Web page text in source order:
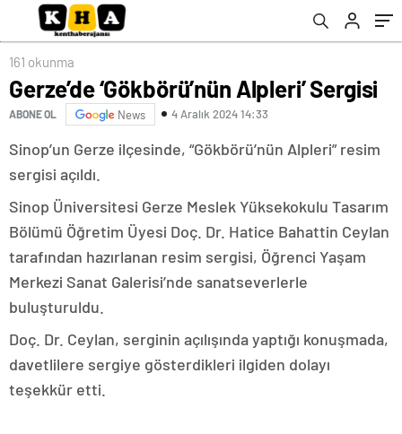
161 okunma
Gerze’de ‘Gökbörü’nün Alpleri’ Sergisi
ABONE OL News 4 Aralık 2024 14:33
Sinop’un Gerze ilçesinde, “Gökbörü’nün Alpleri” resim
sergisi açıldı.
Sinop Üniversitesi Gerze Meslek Yüksekokulu Tasarım
Bölümü Öğretim Üyesi Doç. Dr. Hatice Bahattin Ceylan
tarafından hazırlanan resim sergisi, Öğrenci Yaşam
Merkezi Sanat Galerisi’nde sanatseverlerle
buluşturuldu.
Doç. Dr. Ceylan, serginin açılışında yaptığı konuşmada,
davetlilere sergiye gösterdikleri ilgiden dolayı
teşekkür etti.